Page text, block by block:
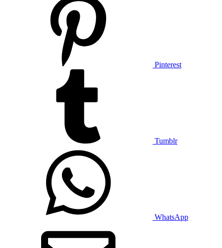
Pinterest
Tumblr
WhatsApp